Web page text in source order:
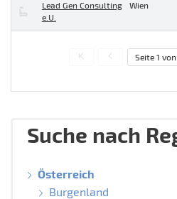
Lead Gen Consulting
e.U.
Wien
Seite 1
Suche nach
Österreich
Burgenland